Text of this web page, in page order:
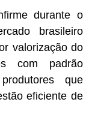
durante o
brasileiro
valorização do
com padrão
que
eficiente de